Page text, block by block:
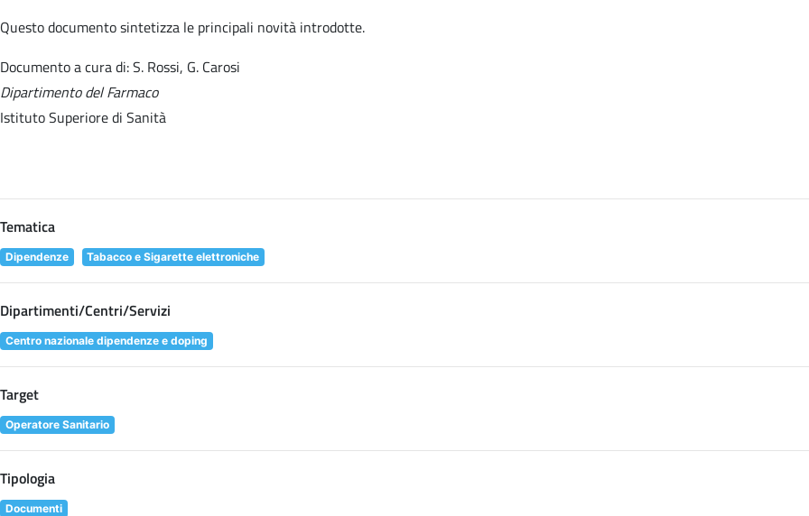
Questo documento sintetizza le principali novità introdotte.
Documento a cura di: S. Rossi, G. Carosi
Dipartimento del Farmaco
Istituto Superiore di Sanità
Tematica
Dipendenze Tabacco e Sigarette elettroniche
Dipartimenti/Centri/Servizi
Centro nazionale dipendenze e doping
Target
Operatore Sanitario
Tipologia
Documenti